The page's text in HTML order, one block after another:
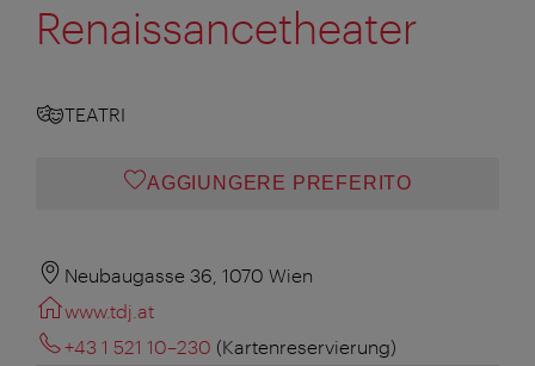
Renaissancetheater
TEATRI
AGGIUNGERE PREFERITO
Neubaugasse 36, 1070 Wien
www.tdj.at
+43 1 521 10–230 (Kartenreservierung)